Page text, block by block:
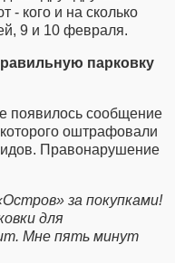
- кого и на сколько
9 и 10 февраля.
парковку
появилось сообщение
оштрафовали
Правонарушение
за покупками!
для
Мне пять минут